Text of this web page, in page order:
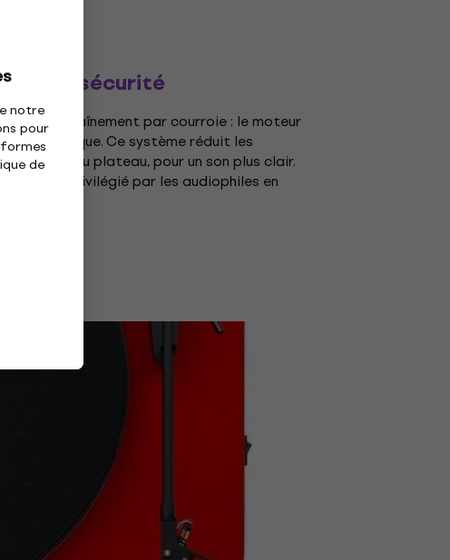
notre
pour
de
de sécurité
d'entraînement par courroie : le moteur
élastique. Ce système réduit les
moteur au plateau, pour un son plus clair.
privilégié par les audiophiles en